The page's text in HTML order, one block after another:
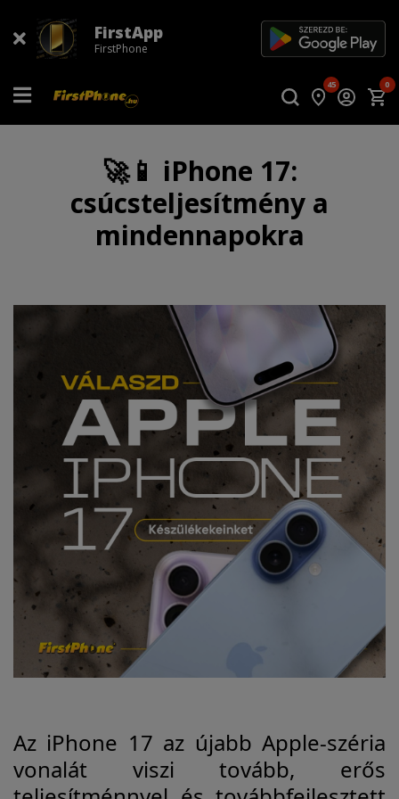
FirstApp
FirstPhone
45 0
🚀📱 iPhone 17:
csúcsteljesítmény a
mindennapokra
Az iPhone 17 az újabb Apple-széria
vonalát viszi tovább, erős